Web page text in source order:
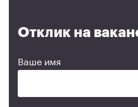
Отклик на
Ваше имя